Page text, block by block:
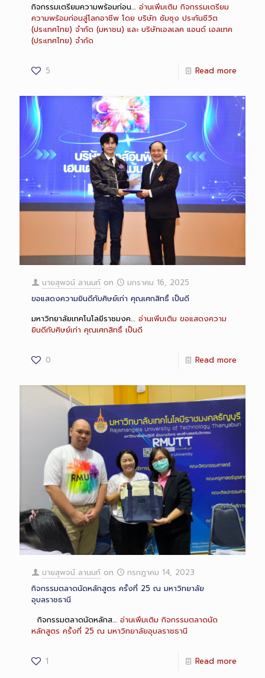
กิจกรรมเตรียมความพร้อมก่อน… อ่านเพิ่มเติม กิจกรรมเตรียม
ความพร้อมก่อนสู่โลกอาชีพ โดย บริษัท ซัมซุง ประกันชีวิต
(ประเทศไทย) จำกัด (มหาชน) และ บริษัทเอลเลค แอนด์ เอลเทค
(ประเทศไทย) จำกัด
5 Read more
นายสุพจน์ ลานนท์ on
มกราคม 16, 2025
ขอแสดงความยินดีกับศิษย์เก่า คุณเศกสิทธิ์ เป็นดี
มหาวิทยาลัยเทคโนโลยีราชมงค… อ่านเพิ่มเติม ขอแสดงความ
ยินดีกับศิษย์เก่า คุณเศกสิทธิ์ เป็นดี
0 Read more
นายสุพจน์ ลานนท์ on
กรกฎาคม 14, 2023
กิจกรรมตลาดนัดหลักสูตร ครั้งที่ 25 ณ มหาวิทยาลัย
อุบลราชธานี
กิจกรรมตลาดนัดหลักส… อ่านเพิ่มเติม กิจกรรมตลาดนัด
หลักสูตร ครั้งที่ 25 ณ มหาวิทยาลัยอุบลราชธานี
1 Read more